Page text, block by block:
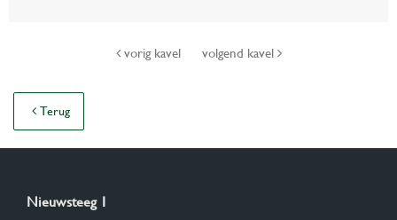
vorig kavel volgend kavel
Terug
Nieuwsteeg 1